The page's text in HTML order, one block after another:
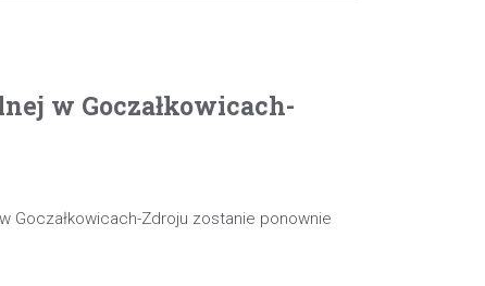
w Goczałkowicach-
Goczałkowicach-Zdroju zostanie ponownie